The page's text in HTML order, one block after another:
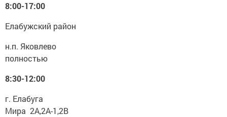
8:00-17:00
Елабужский район
н.п. Яковлево
полностью
8:30-12:00
г. Елабуга
Мира 2А,2А-1,2В